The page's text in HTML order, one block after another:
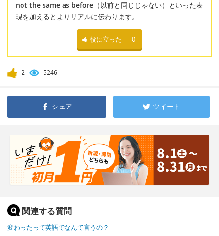
not the same as before （以前と同じじゃない）といった表
現を加えるとよりリアルに伝わります。
役に立った 0
2 5246
シェア ツイート
関連する質問
変わったって英語でなんて言うの？